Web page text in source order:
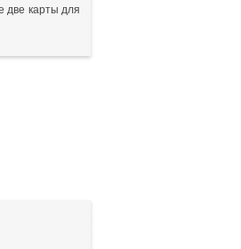
две карты для